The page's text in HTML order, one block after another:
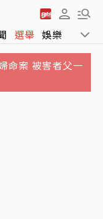
選舉 娛樂 運動
命案 被害者父一
！千人烤蚵、